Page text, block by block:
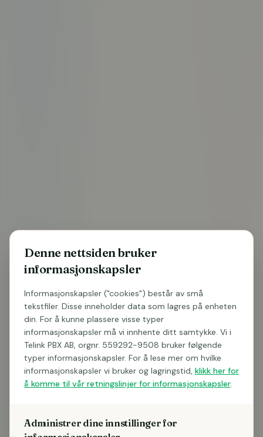
Denne nettsiden bruker
informasjonskapsler
Informasjonskapsler ("cookies") består av små
tekstfiler. Disse inneholder data som lagres på enheten
din. For å kunne plassere visse typer
informasjonskapsler må vi innhente ditt samtykke. Vi i
Telink PBX AB, orgnr. 559292-9508 bruker følgende
typer informasjonskapsler. For å lese mer om hvilke
informasjonskapsler vi bruker og lagringstid, klikk her for
å komme til vår retningslinjer for informasjonskapsler
Administrer dine innstillinger for
er telefoni
Kostnadsfri rådgivning – vi ringer upp inom 1
arbetsdag
Se hur AI kan svara, sammanfatta och logga era
förutsättningslöst